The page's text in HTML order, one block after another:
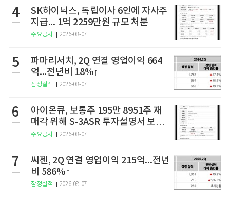
4
SK하이닉스, 독립이사 6인에 자사주
지급... 1억 2259만원 규모 처분
주요공시 2026-08-07
5
파마리서치, 2Q 연결 영업이익 664
억...전년비 18%↑
잠정실적 2026-08-07
6
아이온큐, 보통주 195만 8951주 재
매각 위해 S-3ASR 투자설명서 보충
서 제출
주요공시 2026-08-07
7
씨젠, 2Q 연결 영업이익 215억...전년
비 586%↑
잠정실적 2026-08-07